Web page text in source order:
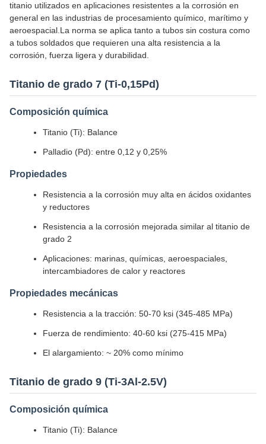
titanio utilizados en aplicaciones resistentes a la corrosión en
general en las industrias de procesamiento químico, marítimo y
aeroespacial.La norma se aplica tanto a tubos sin costura como
a tubos soldados que requieren una alta resistencia a la
corrosión, fuerza ligera y durabilidad.
Titanio de grado 7 (Ti-0,15Pd)
Composición química
Titanio (Ti): Balance
Palladio (Pd): entre 0,12 y 0,25%
Propiedades
Resistencia a la corrosión muy alta en ácidos oxidantes
y reductores
Resistencia a la corrosión mejorada similar al titanio de
grado 2
Aplicaciones: marinas, químicas, aeroespaciales,
intercambiadores de calor y reactores
Propiedades mecánicas
Resistencia a la tracción: 50-70 ksi (345-485 MPa)
Fuerza de rendimiento: 40-60 ksi (275-415 MPa)
El alargamiento: ~ 20% como mínimo
Titanio de grado 9 (Ti-3Al-2.5V)
Composición química
Titanio (Ti): Balance